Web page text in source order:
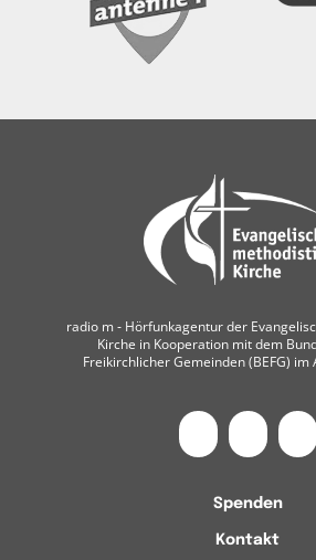
radio m ‐ Hörfunkagentur der
Kirche in Kooperation mit dem
Freikirchlicher Gemeinden (BEFG) im
Spenden
Kontakt